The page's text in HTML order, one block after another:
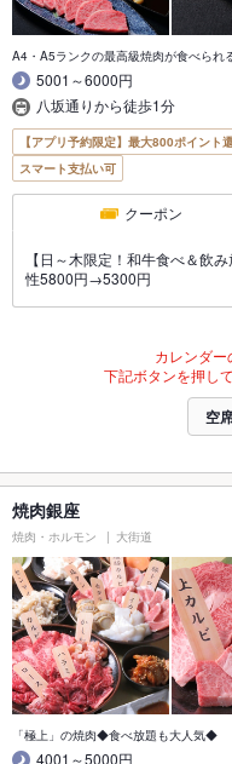
A4・A5ランクの最高級焼肉が食べられ
5001～6000円
八坂通りから徒歩1分
【アプリ予約限定】最大800ポイント
スマート支払い可
クーポン
【日～木限定！和牛食べ＆飲
性5800円→5300円
カレンダー
下記ボタンを押し
空
焼肉銀座
焼肉・ホルモン 大街道
「極上」の焼肉◆食べ放題も大人気◆
4001～5000円